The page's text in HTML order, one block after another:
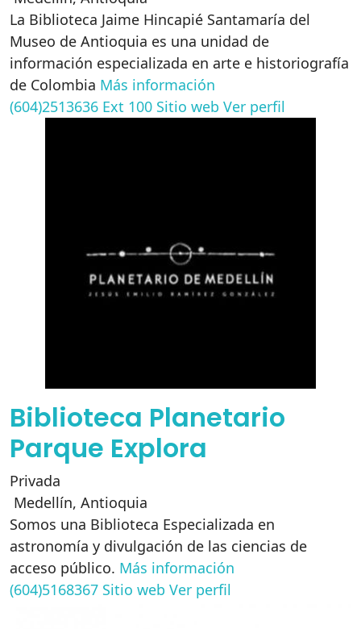
La Biblioteca Jaime Hincapié Santamaría del
Museo de Antioquia es una unidad de
información especializada en arte e historiografía
de Colombia Más información
(604)2513636 Ext 100 Sitio web Ver perfil
Biblioteca Planetario
Parque Explora
Privada
Medellín, Antioquia
Somos una Biblioteca Especializada en
astronomía y divulgación de las ciencias de
acceso público. Más información
(604)5168367 Sitio web Ver perfil